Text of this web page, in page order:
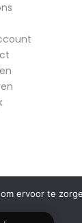
ervoor te